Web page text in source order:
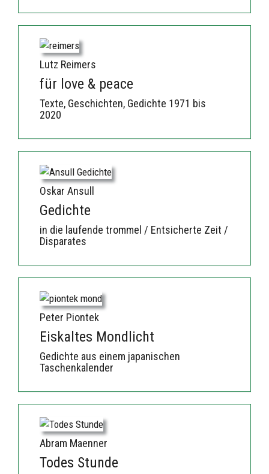
Lutz Reimers
für love & peace
Texte, Geschichten, Gedichte 1971 bis
2020
Oskar Ansull
Gedichte
in die laufende trommel / Entsicherte Zeit /
Disparates
Peter Piontek
Eiskaltes Mondlicht
Gedichte aus einem japanischen
Taschenkalender
Abram Maenner
Todes Stunde